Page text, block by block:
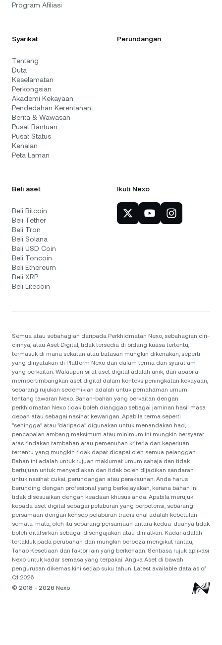
Program Afiliasi
Syarikat
Tentang
Duta
Keselamatan
Perkongsian
Akademi Kekayaan
Pendedahan Kerentanan
Berita & Wawasan
Pusat Bantuan
Pusat Status
Kenalan
Peta Laman
Perundangan
Beli aset
Beli Bitcoin
Beli Tether
Beli Tron
Beli Solana
Beli USD Coin
Beli Toncoin
Beli Ethereum
Beli XRP
Beli Litecoin
Ikuti Nexo
Semua atau sebahagian daripada Perkhidmatan Nexo, sebahagian ciri-
cirinya, atau Aset Digital, tidak tersedia di bidang kuasa tertentu,
termasuk di mana sekatan atau batasan mungkin dikenakan, seperti
yang dinyatakan di Platform Nexo dan dalam terma dan syarat am
yang berkaitan. Walaupun sifat aset digital adalah unik, dan apabila
mempertimbangkan aset digital dalam konteks peningkatan kekayaan,
sebarang rujukan sedemikian adalah untuk pemahaman umum
tentang tawaran Nexo. Bahan-bahan yang berkaitan dengan
perkhidmatan Nexo tidak boleh dianggap sebagai jaminan hasil masa
depan atau sebagai nasihat kewangan. Apabila terma seperti
"sehingga" atau "daripada" digunakan untuk menandakan had,
pencapaian ambang maksimum atau minimum ini mungkin bersyarat
atas tindakan tambahan atau pemenuhan kriteria dan keperluan
tertentu yang mungkin tidak dapat dicapai oleh semua pelanggan.
Bahan ini adalah untuk tujuan maklumat umum sahaja dan tidak
bertujuan untuk menyediakan dan tidak boleh dijadikan sandaran
untuk nasihat cukai, perundangan atau perakaunan. Anda harus
berunding dengan profesional yang berkelayakan, kerana bahan ini
tidak disesuaikan dengan keadaan khusus anda. Apabila merujuk
kepada aset digital sebagai pelaburan yang berpotensi, sebarang
persamaan dengan konsep pelaburan tradisional adalah kebetulan
semata-mata, oleh itu sebarang persamaan antara kedua-duanya tidak
boleh ditafsirkan sebagai disengajakan atau diniatkan. Kadar adalah
tertakluk pada perubahan dan mungkin berbeza mengikut rantau,
Tahap Kesetiaan dan faktor lain yang berkenaan. Sentiasa rujuk aplikasi
Nexo untuk kadar semasa yang terpakai. Angka Aset di bawah
pengurusan dikemas kini setiap suku tahun. Latest available data as of
Q1 2026
© 2018 - 2026 Nexo